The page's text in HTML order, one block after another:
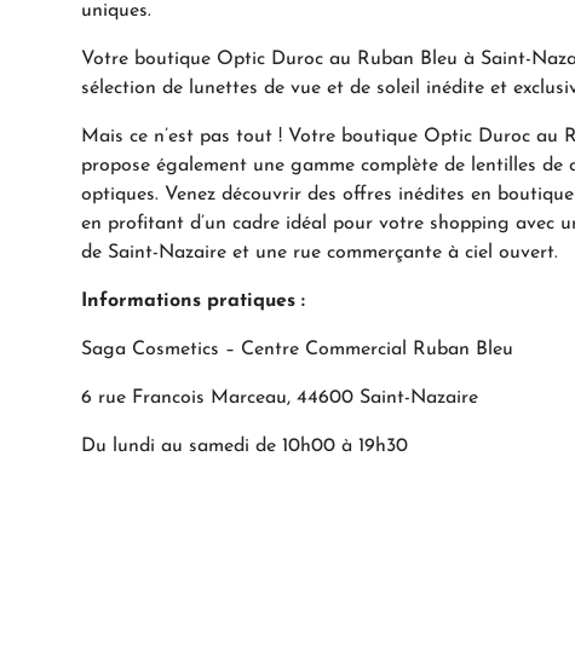
uniques.
Votre boutique Optic Duroc au Ruban Bleu à Saint-
sélection de lunettes de vue et de soleil inédite et
Mais ce n’est pas tout ! Votre boutique Optic Duroc au
propose également une gamme complète de lentilles de
optiques. Venez découvrir des offres inédites en
en profitant d’un cadre idéal pour votre shopping avec
de Saint-Nazaire et une rue commerçante à ciel ouvert.
Informations pratiques :
Saga Cosmetics – Centre Commercial Ruban Bleu
6 rue Francois Marceau, 44600 Saint-Nazaire
Du lundi au samedi de 10h00 à 19h30